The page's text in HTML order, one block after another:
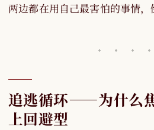
两边都在用自己最害怕的事情，
追逃循环——为什么
上回避型